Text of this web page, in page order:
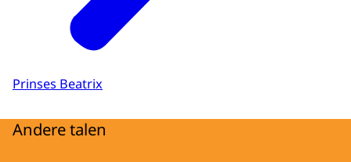
Prinses Beatrix
Andere talen